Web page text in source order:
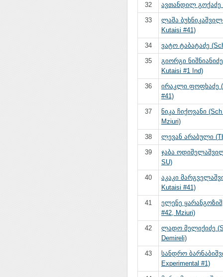
32 ავთანდილ გოქაძე
33
ლაშა
Kutaisi #41)
34 ვატო ტაბატაძე
35
გიორგი
Kutaisi #1 Ind)
36
ირაკლი ფოფხაძე
#41)
37
ნიკა ჩიქოვანი
Mziuri)
38 ლევან არაბული
39
ჯაბა
SU)
40
აკაკი
Kutaisi #41)
41
ელენე
#42, Mziuri)
42
ლადო მელიქიძე
Demireli)
43
სანდრო
Experimental #1)